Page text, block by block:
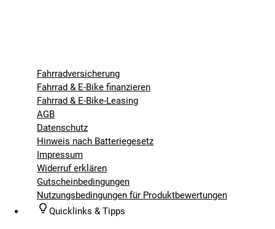
Fahrradversicherung
Fahrrad & E-Bike finanzieren
Fahrrad & E-Bike-Leasing
AGB
Datenschutz
Hinweis nach Batteriegesetz
Impressum
Widerruf erklären
Gutscheinbedingungen
Nutzungsbedingungen für Produktbewertungen
Quicklinks & Tipps